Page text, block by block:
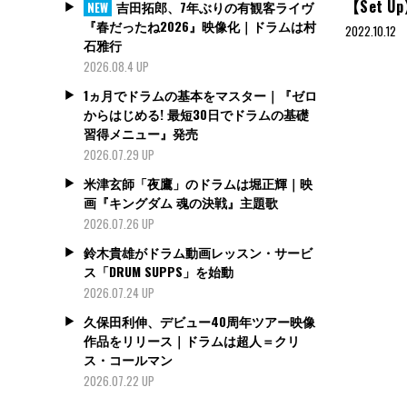
【Set
2022.10.12
NEW 吉田拓郎、7年ぶりの有観客ライヴ
『春だったね2026』映像化｜ドラムは村
石雅行
2026.08.4 UP
1ヵ月でドラムの基本をマスター｜『ゼロ
からはじめる! 最短30日でドラムの基礎
習得メニュー』発売
2026.07.29 UP
米津玄師「夜鷹」のドラムは堀正輝｜映
画『キングダム 魂の決戦』主題歌
2026.07.26 UP
鈴木貴雄がドラム動画レッスン・サービ
ス「DRUM SUPPS」を始動
2026.07.24 UP
久保田利伸、デビュー40周年ツアー映像
作品をリリース｜ドラムは超人＝クリ
ス・コールマン
2026.07.22 UP